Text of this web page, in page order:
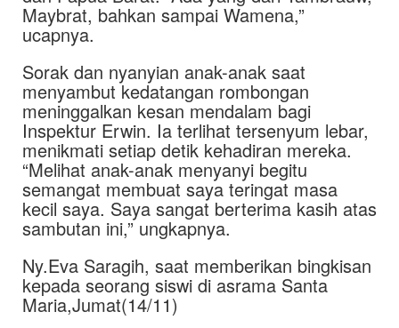
Maybrat, bahkan sampai Wamena,”
ucapnya.
Sorak dan nyanyian anak-anak saat
menyambut kedatangan rombongan
meninggalkan kesan mendalam bagi
Inspektur Erwin. Ia terlihat tersenyum lebar,
menikmati setiap detik kehadiran mereka.
“Melihat anak-anak menyanyi begitu
semangat membuat saya teringat masa
kecil saya. Saya sangat berterima kasih atas
sambutan ini,” ungkapnya.
Ny.Eva Saragih, saat memberikan bingkisan
kepada seorang siswi di asrama Santa
Maria,Jumat(14/11)